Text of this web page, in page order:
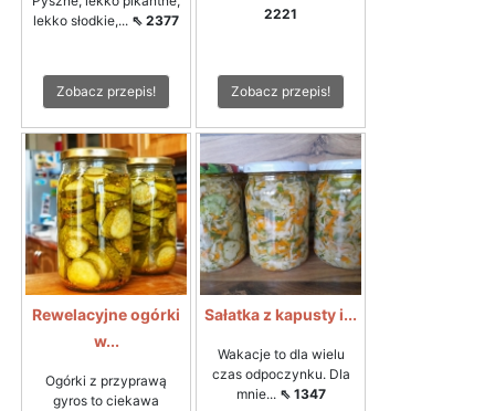
lekko słodkie,... ⇖ 2377
Zobacz przepis!
2221
Zobacz przepis!
Rewelacyjne ogórki
w...
Ogórki z przyprawą
gyros to ciekawa
Sałatka z kapusty i...
Wakacje to dla wielu
czas odpoczynku. Dla
mnie... ⇖ 1347